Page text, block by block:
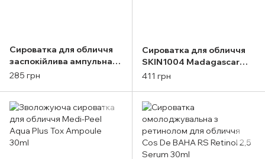
Сироватка для обличчя
заспокійлива ампульна
SKIN1004 Madagascar
285 грн
Сироватка для обличчя
SKIN1004 Madagascar
Centella HYALU-CICA Blue
411 грн